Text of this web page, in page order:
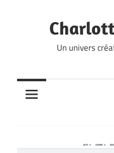
Un univers